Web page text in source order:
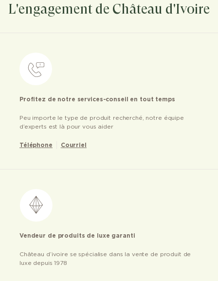
L'engagement de Château d'Ivoire
Profitez de notre services-conseil en tout temps
Peu importe le type de produit recherché, notre équipe
d’experts est là pour vous aider
Téléphone Courriel
Vendeur de produits de luxe garanti
Château d’ivoire se spécialise dans la vente de produit de
luxe depuis 1978